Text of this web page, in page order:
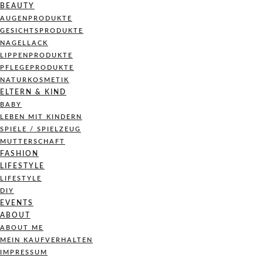
BEAUTY
AUGENPRODUKTE
GESICHTSPRODUKTE
NAGELLACK
LIPPENPRODUKTE
PFLEGEPRODUKTE
NATURKOSMETIK
ELTERN & KIND
BABY
LEBEN MIT KINDERN
SPIELE / SPIELZEUG
MUTTERSCHAFT
FASHION
LIFESTYLE
LIFESTYLE
DIY
EVENTS
ABOUT
ABOUT ME
MEIN KAUFVERHALTEN
IMPRESSUM